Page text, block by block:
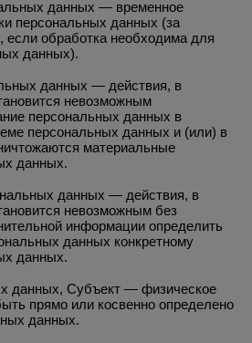
данных — временное
персональных данных (за
если обработка необходима для
данных).
данных — действия, в
невозможным
персональных данных в
персональных данных и (или) в
материальные
данных.
данных — действия, в
невозможным без
информации определить
данных конкретному
данных.
данных, Субъект — физическое
прямо или косвенно определено
данных.